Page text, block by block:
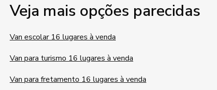
Veja mais opções parecidas
Van escolar 16 lugares à venda
Van para turismo 16 lugares à venda
Van para fretamento 16 lugares à venda